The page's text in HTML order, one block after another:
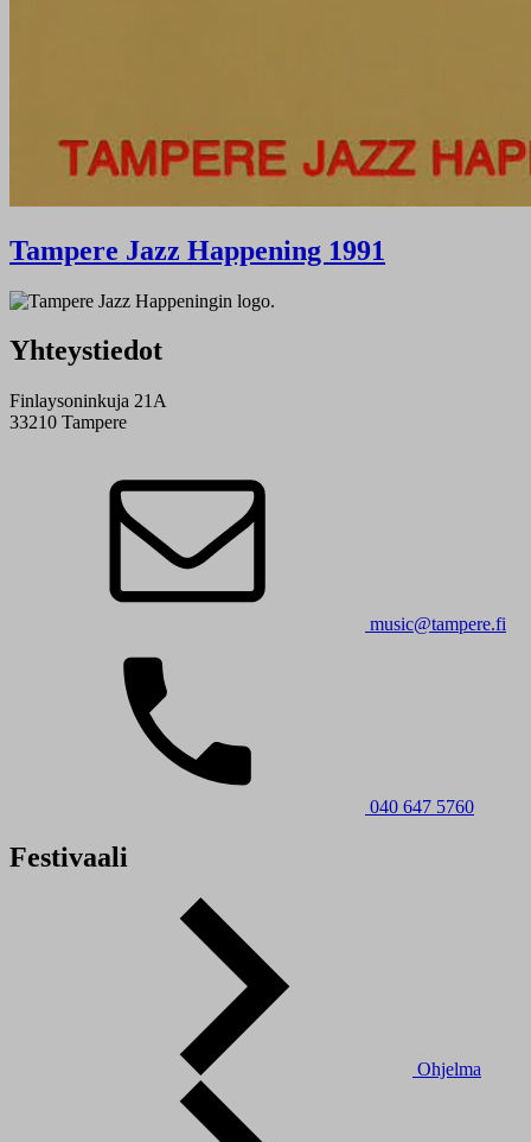
Tampere Jazz Happening 1991
Yhteystiedot
Finlaysoninkuja 21A
33210 Tampere
music@tampere.fi
040 647 5760
Festivaali
Ohjelma